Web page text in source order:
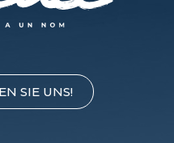
SIE UNS!